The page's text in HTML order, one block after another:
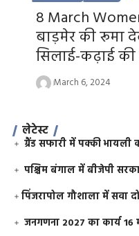
8 March
बाड़मेर की रूमा
सिलाई-कढ़ाई की
March 6, 2024
लेटेस्ट
ग्रैंड सफारी में पक्की
पश्चिम बंगाल में बीजेपी
​पिंजरापोल गौशाला में सवा
जनगणना 2027 का कार्य